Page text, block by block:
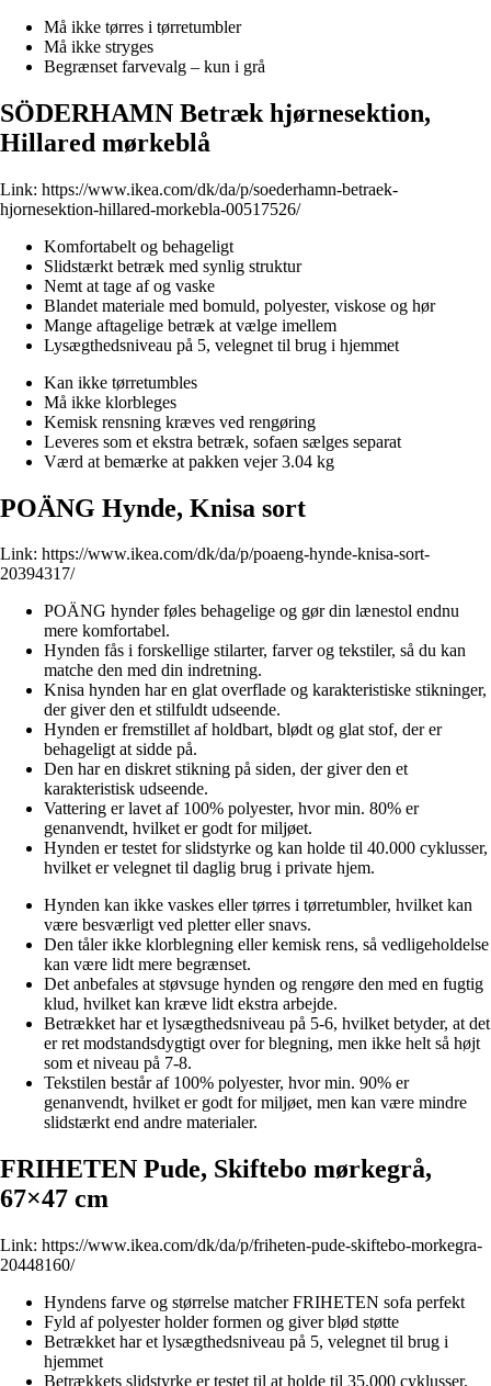
Må ikke tørres i tørretumbler
Må ikke stryges
Begrænset farvevalg – kun i grå
SÖDERHAMN Betræk hjørnesektion,
Hillared mørkeblå
Link: https://www.ikea.com/dk/da/p/soederhamn-betraek-
hjornesektion-hillared-morkebla-00517526/
Komfortabelt og behageligt
Slidstærkt betræk med synlig struktur
Nemt at tage af og vaske
Blandet materiale med bomuld, polyester, viskose og hør
Mange aftagelige betræk at vælge imellem
Lysægthedsniveau på 5, velegnet til brug i hjemmet
Kan ikke tørretumbles
Må ikke klorbleges
Kemisk rensning kræves ved rengøring
Leveres som et ekstra betræk, sofaen sælges separat
Værd at bemærke at pakken vejer 3.04 kg
POÄNG Hynde, Knisa sort
Link: https://www.ikea.com/dk/da/p/poaeng-hynde-knisa-sort-
20394317/
POÄNG hynder føles behagelige og gør din lænestol endnu
mere komfortabel.
Hynden fås i forskellige stilarter, farver og tekstiler, så du kan
matche den med din indretning.
Knisa hynden har en glat overflade og karakteristiske stikninger,
der giver den et stilfuldt udseende.
Hynden er fremstillet af holdbart, blødt og glat stof, der er
behageligt at sidde på.
Den har en diskret stikning på siden, der giver den et
karakteristisk udseende.
Vattering er lavet af 100% polyester, hvor min. 80% er
genanvendt, hvilket er godt for miljøet.
Hynden er testet for slidstyrke og kan holde til 40.000 cyklusser,
hvilket er velegnet til daglig brug i private hjem.
Hynden kan ikke vaskes eller tørres i tørretumbler, hvilket kan
være besværligt ved pletter eller snavs.
Den tåler ikke klorblegning eller kemisk rens, så vedligeholdelse
kan være lidt mere begrænset.
Det anbefales at støvsuge hynden og rengøre den med en fugtig
klud, hvilket kan kræve lidt ekstra arbejde.
Betrækket har et lysægthedsniveau på 5-6, hvilket betyder, at det
er ret modstandsdygtigt over for blegning, men ikke helt så højt
som et niveau på 7-8.
Tekstilen består af 100% polyester, hvor min. 90% er
genanvendt, hvilket er godt for miljøet, men kan være mindre
slidstærkt end andre materialer.
FRIHETEN Pude, Skiftebo mørkegrå,
67×47 cm
Link: https://www.ikea.com/dk/da/p/friheten-pude-skiftebo-morkegra-
20448160/
Hyndens farve og størrelse matcher FRIHETEN sofa perfekt
Fyld af polyester holder formen og giver blød støtte
Betrækket har et lysægthedsniveau på 5, velegnet til brug i
hjemmet
Betrækkets slidstyrke er testet til at holde til 35.000 cyklusser,